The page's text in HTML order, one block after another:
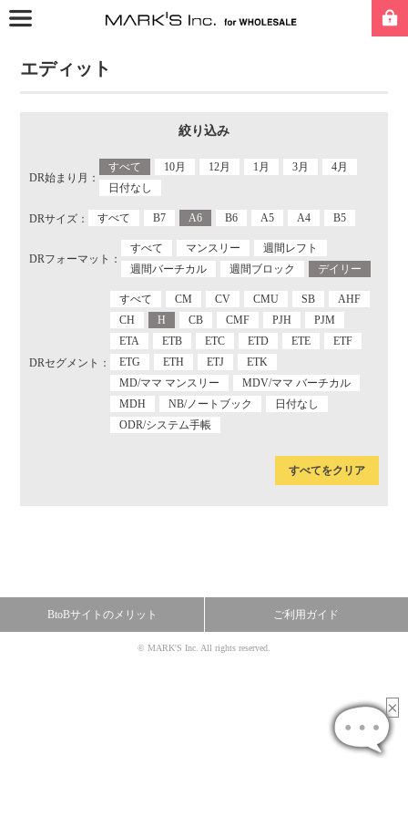
エディット
絞り込み
DR始まり月：
すべて 10月 12月 1月 3月
4月
日付なし
DRサイズ： すべて B7 A6 B6 A5 A4 B5
DRフォーマット：
すべて マンスリー
週間レフト
週間バーチカル
週間ブロック デイリー
DRセグメント：
すべて CM CV CMU SB
AHF
CH
H CB CMF PJH
PJM
ETA
ETB ETC ETD ETE
ETF
ETG
ETH ETJ
ETK
MD/ママ マンスリー
MDV/ママ バーチカル
MDH
NB/ノートブック
日付なし
ODR/システム手帳
すべてをクリア
BtoBサイトのメリット ご利用ガイド
© MARK'S Inc. All rights reserved.